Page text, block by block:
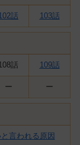
話 103話
話 109話
ー ー
言われる原因